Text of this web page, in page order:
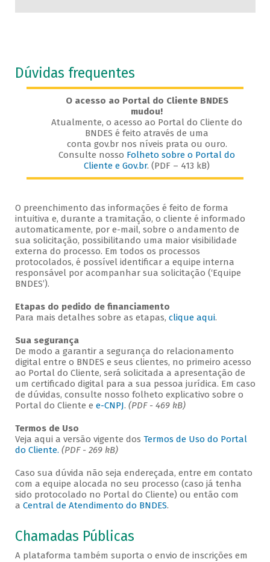
Dúvidas frequentes
O acesso ao Portal do Cliente BNDES
mudou!
Atualmente, o acesso ao Portal do Cliente do
BNDES é feito através de uma
conta gov.br nos níveis prata ou ouro.
Consulte nosso Folheto sobre o Portal do
Cliente e Gov.br. (PDF – 413 kB)
O preenchimento das informações é feito de forma
intuitiva e, durante a tramitação, o cliente é informado
automaticamente, por e-mail, sobre o andamento de
sua solicitação, possibilitando uma maior visibilidade
externa do processo. Em todos os processos
protocolados, é possível identificar a equipe interna
responsável por acompanhar sua solicitação (‘Equipe
BNDES’).
Etapas do pedido de financiamento
Para mais detalhes sobre as etapas, clique aqui.
Sua segurança
De modo a garantir a segurança do relacionamento
digital entre o BNDES e seus clientes, no primeiro acesso
ao Portal do Cliente, será solicitada a apresentação de
um certificado digital para a sua pessoa jurídica. Em caso
de dúvidas, consulte nosso folheto explicativo sobre o
Portal do Cliente e e-CNPJ. (PDF - 469 kB)
Termos de Uso
Veja aqui a versão vigente dos Termos de Uso do Portal
do Cliente. (PDF - 269 kB)
Caso sua dúvida não seja endereçada, entre em contato
com a equipe alocada no seu processo (caso já tenha
sido protocolado no Portal do Cliente) ou então com
a Central de Atendimento do BNDES.
Chamadas Públicas
A plataforma também suporta o envio de inscrições em